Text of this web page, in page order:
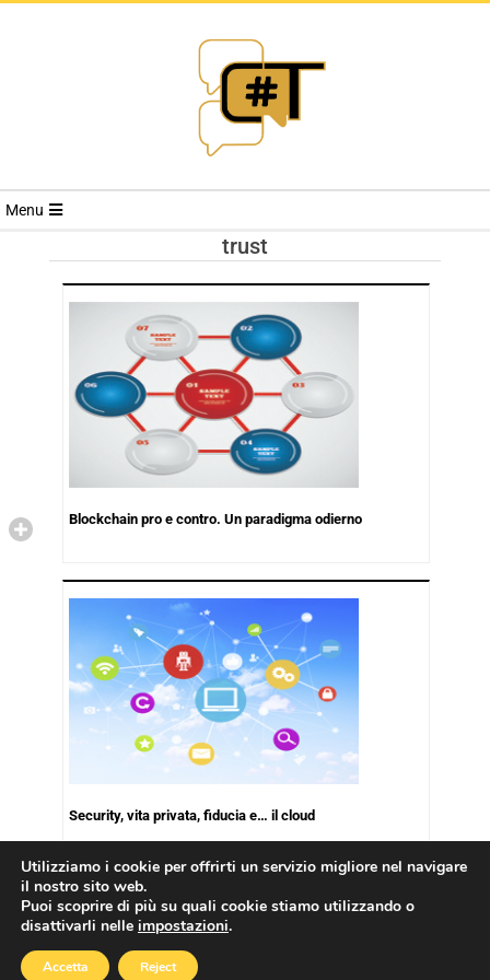
RIVISTA
TRENDS
Menu
trust
Blockchain pro e contro. Un paradigma odierno
Security, vita privata, fiducia e… il cloud
Copyright © 2026
Utilizziamo i cookie per offrirti un servizio migliore nel navigare
il nostro sito web.
Puoi scoprire di più su quali cookie stiamo utilizzando o
disattivarli nelle impostazioni.
Accetta Reject